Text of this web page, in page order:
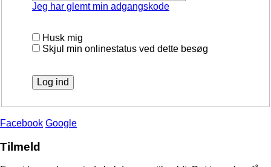
Jeg har glemt min adgangskode
Husk mig
Skjul min onlinestatus ved dette besøg
Facebook Google
Tilmeld